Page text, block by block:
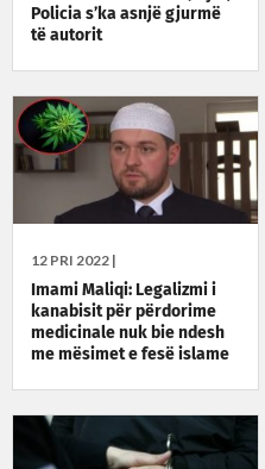
Policia s’ka asnjë gjurmë
të autorit
12 PRI 2022 |
Imami Maliqi: Legalizmi i
kanabisit për përdorime
medicinale nuk bie ndesh
me mësimet e fesë islame